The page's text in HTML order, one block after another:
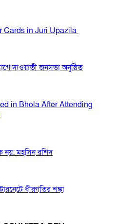
Cards in Juri Upazila
দাওয়াতী জনসভা অনুষ্ঠিত
in Bhola After Attending
নয়: মহসিন রশিদ
ধীরগতির শঙ্কা